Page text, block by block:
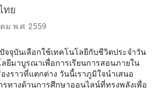
ทย
ม พ.ศ. 2559
จุบันเลือกใช้เทคโนโลยีกับชีวิตประจำวัน
ยีมาบูรณาเพื่อการเรียนการสอนภายใน
องราวที่แตกต่าง วันนี้เราภูมิใจนำเสนอ
ทางด้านการศึกษาออนไลน์ที่ทรงพลังเพื่อ